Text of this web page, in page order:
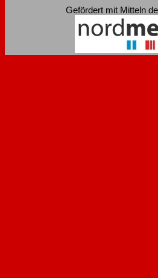
Gefördert mit Mitteln